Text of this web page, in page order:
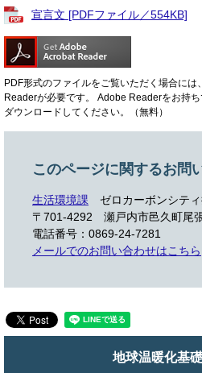
宣言文 [PDFファイル／554KB]
PDF形式のファイルをご覧いただく場合に
Readerが必要です。
Adobe Readerをお持
ダウンロードしてください。（無料）
このページに関するお問
生活環境課
ゼロカーボンシテ
〒701-4292
瀬戸内市邑久町尾
電話番号：0869-24-7281
メールでのお問い合わせはこちら
地球温暖化基